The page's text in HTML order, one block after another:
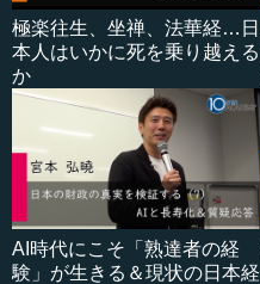
極楽往生、坐禅、法華経…日
本人はいかに死を乗り越える
か
AI時代にこそ「熟達者の経
験」が生きる＆現状の日本経